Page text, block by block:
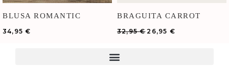
BLUSA ROMANTIC
34,95€
BRAGUITA CARROT
32,95€ 26,95 €